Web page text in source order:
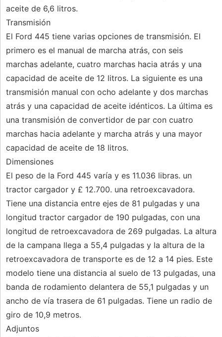
aceite de 6,6 litros.
Transmisión
El Ford 445 tiene varias opciones de transmisión. El
primero es el manual de marcha atrás, con seis
marchas adelante, cuatro marchas hacia atrás y una
capacidad de aceite de 12 litros. La siguiente es una
transmisión manual con ocho adelante y dos marchas
atrás y una capacidad de aceite idénticos. La última es
una transmisión de convertidor de par con cuatro
marchas hacia adelante y marcha atrás y una mayor
capacidad de aceite de 18 litros.
Dimensiones
El peso de la Ford 445 varía y es 11.036 libras. un
tractor cargador y £ 12.700. una retroexcavadora.
Tiene una distancia entre ejes de 81 pulgadas y una
longitud tractor cargador de 190 pulgadas, con una
longitud de retroexcavadora de 269 pulgadas. La altura
de la campana llega a 55,4 pulgadas y la altura de la
retroexcavadora de transporte es de 12 a 14 pies. Este
modelo tiene una distancia al suelo de 13 pulgadas, una
banda de rodamiento delantera de 55,1 pulgadas y un
ancho de vía trasera de 61 pulgadas. Tiene un radio de
giro de 10,9 metros.
Adjuntos